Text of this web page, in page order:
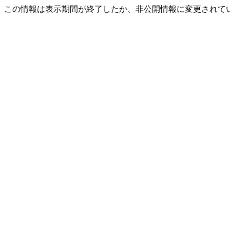
この情報は表示期間が終了したか、非公開情報に変更されて